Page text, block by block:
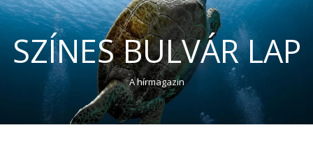
SZÍNES BULVÁR LAP
A hírmagazin